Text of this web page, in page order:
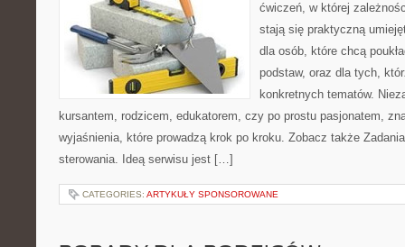
ćwiczeń, w której
stają się praktyczną
dla osób, które chcą
podstaw, oraz dla tych,
konkretnych tematów.
kursantem, rodzicem, edukatorem, czy po prostu pasjonatem,
wyjaśnienia, które prowadzą krok po kroku. Zobacz także
sterowania. Ideą serwisu jest […]
CATEGORIES: ARTYKUŁY SPONSOROWANE